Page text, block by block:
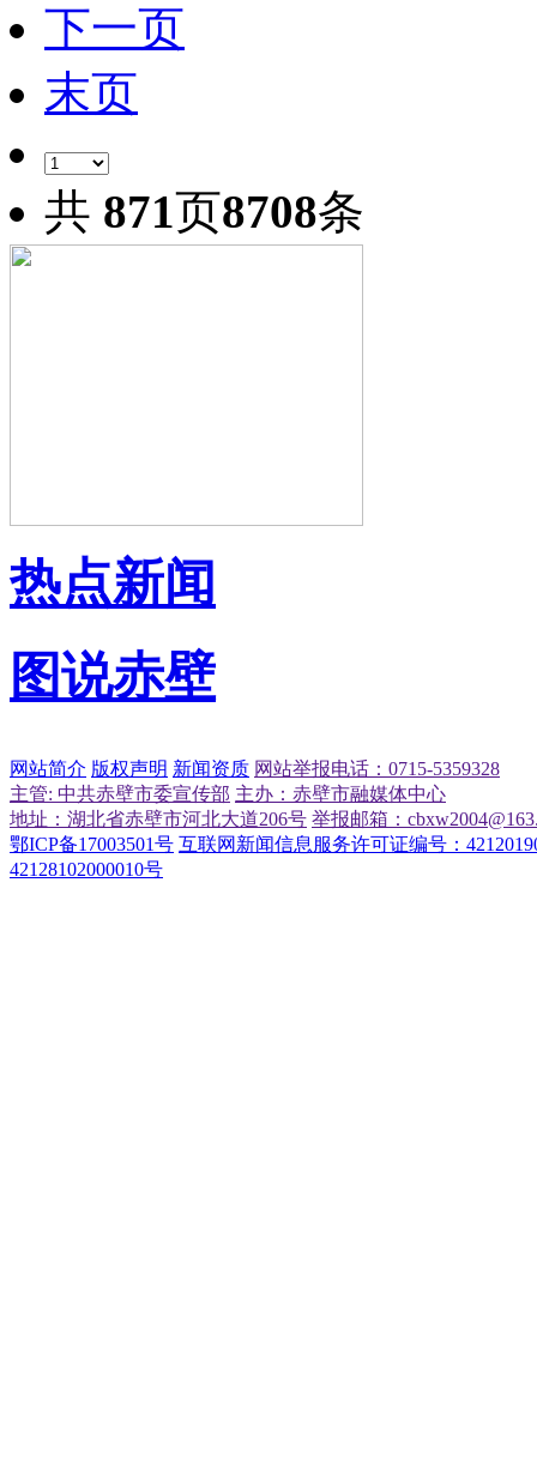
下一页
末页
共 871页8708条
热点新闻
图说赤壁
网站简介 版权声明 新闻资质 网站举报电话：0715-5359328
主管: 中共赤壁市委宣传部 主办：赤壁市融媒体中心
地址：湖北省赤壁市河北大道206号 举报邮箱：
鄂ICP备17003501号 互联网新闻信息服务许可证编号：
42128102000010号